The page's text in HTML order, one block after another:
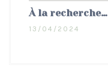
À la recherche…
13/04/2024